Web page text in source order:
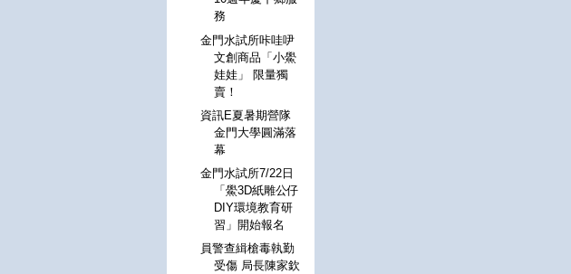
務
金門水試所咔哇吚
文創商品「小鱟
娃娃」 限量獨
賣！
資訊E夏暑期營隊
金門大學圓滿落
幕
金門水試所7/22日
「鱟3D紙雕公仔
DIY環境教育研
習」開始報名
員警查緝槍毒執勤
受傷 局長陳家欽